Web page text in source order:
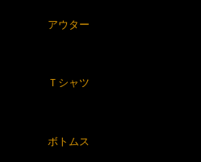
アウター
Ｔシャツ
ボトムス